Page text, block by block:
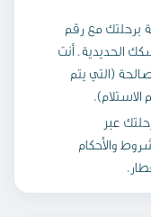
برحلتك مع رقم
الحديدية. أنت
(التي يتم
عبر
والأحكام